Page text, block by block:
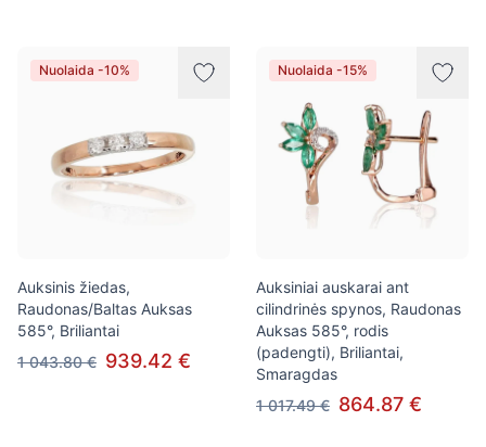
Nuolaida -10%
Auksinis žiedas,
Raudonas/Baltas Auksas
585°, Briliantai
1 043.80 € 939.42 €
Nuolaida -15%
Auksiniai auskarai ant
cilindrinės spynos, Raudonas
Auksas 585°, rodis
(padengti), Briliantai,
Smaragdas
1 017.49 € 864.87 €